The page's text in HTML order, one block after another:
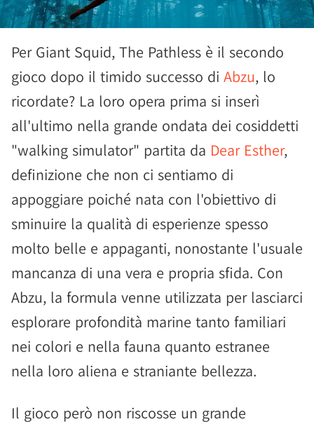
Per Giant Squid, The Pathless è il secondo
gioco dopo il timido successo di Abzu, lo
ricordate? La loro opera prima si inserì
all'ultimo nella grande ondata dei cosiddetti
"walking simulator" partita da Dear Esther,
definizione che non ci sentiamo di
appoggiare poiché nata con l'obiettivo di
sminuire la qualità di esperienze spesso
molto belle e appaganti, nonostante l'usuale
mancanza di una vera e propria sfida. Con
Abzu, la formula venne utilizzata per lasciarci
esplorare profondità marine tanto familiari
nei colori e nella fauna quanto estranee
nella loro aliena e straniante bellezza.
Il gioco però non riscosse un grande